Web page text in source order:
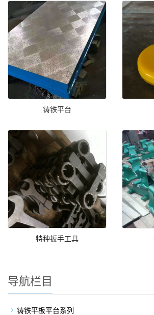
铸铁平台
特种扳手工具
导航栏目
铸铁平板平台系列